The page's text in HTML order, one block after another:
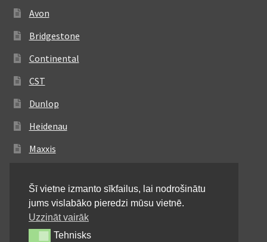
Avon
Bridgestone
Continental
CST
Dunlop
Heidenau
Maxxis
Michelin
Mitas
Pirelli
Šī vietne izmanto sīkfailus, lai nodrošinātu
jums vislabāko pieredzi mūsu vietnē.
Uzzināt vairāk
TehnisksTehnisks